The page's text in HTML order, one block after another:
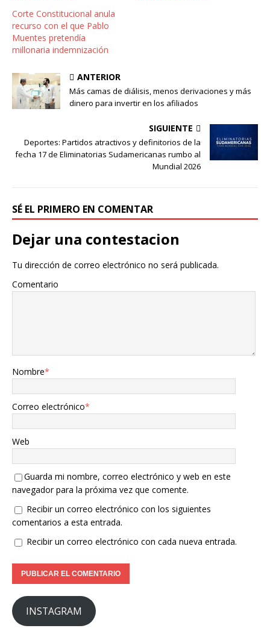
Corte Constitucional anula
recurso con el que Pablo
Muentes pretendía
millonaria indemnización
ANTERIOR
Más camas de diálisis, menos derivaciones y más
dinero para invertir en los afiliados
SIGUIENTE
Deportes: Partidos atractivos y definitorios de la
fecha 17 de Eliminatorias Sudamericanas rumbo al
Mundial 2026
SÉ EL PRIMERO EN COMENTAR
Dejar una contestacion
Tu dirección de correo electrónico no será publicada.
Comentario
Nombre*
Correo electrónico*
Web
Guarda mi nombre, correo electrónico y web en este
navegador para la próxima vez que comente.
Recibir un correo electrónico con los siguientes
comentarios a esta entrada.
Recibir un correo electrónico con cada nueva entrada.
INSTAGRAM